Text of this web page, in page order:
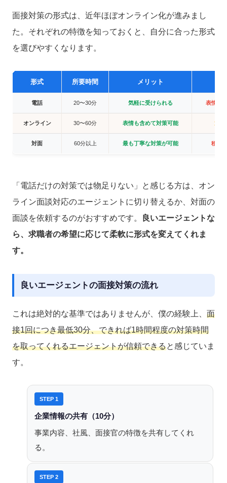
面接対策の形式は、近年ほぼオンライン化が進みまし
た。それぞれの特徴を知っておくと、自分に合った形式
を選びやすくなります。
形式 所要時間 メリット
電話 20〜30分 気軽に受けられる 表情や
オンライン 30〜60分 表情も含めて対策可能 通信
対面 60分以上 最も丁寧な対策が可能 移動
「電話だけの対策では物足りない」と感じる方は、オン
ライン面談対応のエージェントに切り替えるか、対面の
面談を依頼するのがおすすめです。
良いエージェントな
ら、求職者の希望に応じて柔軟に形式を変えてくれま
す。
良いエージェントの面接対策の流れ
これは絶対的な基準ではありませんが、僕の経験上、 面
接1回につき最低30分、できれば1時間程度の対策時間
を取ってくれるエージェントが信頼できると感じていま
す。
STEP 1
企業情報の共有（10分）
事業内容、社風、面接官の特徴を共有してくれ
る。
STEP 2